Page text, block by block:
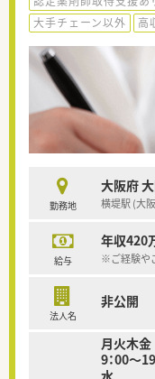
大手チェーン以外
高
勤務地
大阪府
横堤駅 (大
給与
年収420
※ご経験や
法人名
非公開
月火木金
9：00～
水